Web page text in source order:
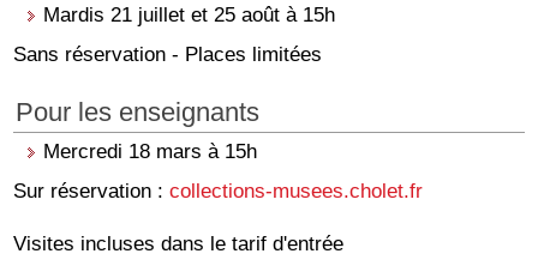
Mardis 21 juillet et 25 août à 15h
Sans réservation - Places limitées
Pour les enseignants
Mercredi 18 mars à 15h
Sur réservation :collections-musees.cholet.fr
Visites incluses dans le tarif d'entrée